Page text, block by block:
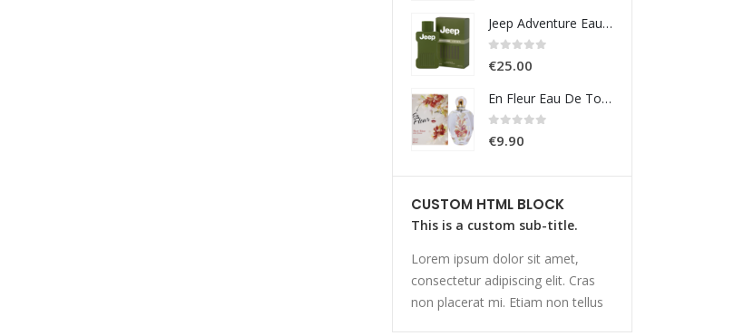
Jeep Adventure Eau De Toilette 100ml
€25.00
En Fleur Eau De Toilette 100ml
€9.90
CUSTOM HTML BLOCK
This is a custom sub-title.
Lorem ipsum dolor sit amet,
consectetur adipiscing elit. Cras
non placerat mi. Etiam non tellus